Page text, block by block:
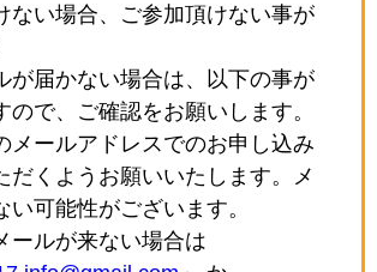
ない場合、ご参加頂けない事が
が届かない場合は、以下の事が
ので、ご確認をお願いします。
メールアドレスでのお申し込み
だくようお願いいたします。メ
い可能性がございます。
ールが来ない場合は